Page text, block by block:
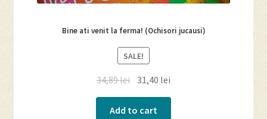
Bine ati venit la ferma! (Ochisori jucausi)
SALE!
34,89lei 31,40 lei
Add to cart